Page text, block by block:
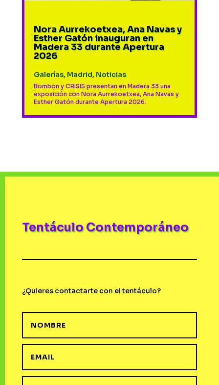
Nora Aurrekoetxea, Ana Navas y
Esther Gatón inauguran en
Madera 33 durante Apertura
2026
Galerías, Madrid, Noticias
Bombon y CRISIS presentan en Madera 33 una
exposición con Nora Aurrekoetxea, Ana Navas y
Esther Gatón durante Apertura 2026.
Tentáculo Contemporáneo
¿Quieres contactarte con el tentáculo?